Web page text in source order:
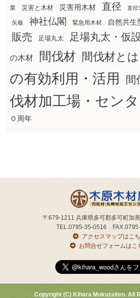
業 災害と木材 災害用木材 直径 直径
矢板 神社仏閣 緊急用木材 自然共生
販売 足場丸太 足場丸太・仮
の木材 間伐材 間伐材とは
の有効利用・活用
間
伐材加工場・セン
０周年
〒679-1211 兵庫県多可郡多可町加
TEL.0795-35-0516
アクセスマップはこ
お問合せフォームはこ
Copyright (C) Kihara Mokuzaiten. All